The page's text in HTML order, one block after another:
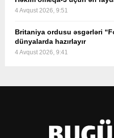
4 Avqust 2026, 9:51
Britaniya ordusu əsgərləri
dünyalarda hazırlayır
4 Avqust 2026, 9:41